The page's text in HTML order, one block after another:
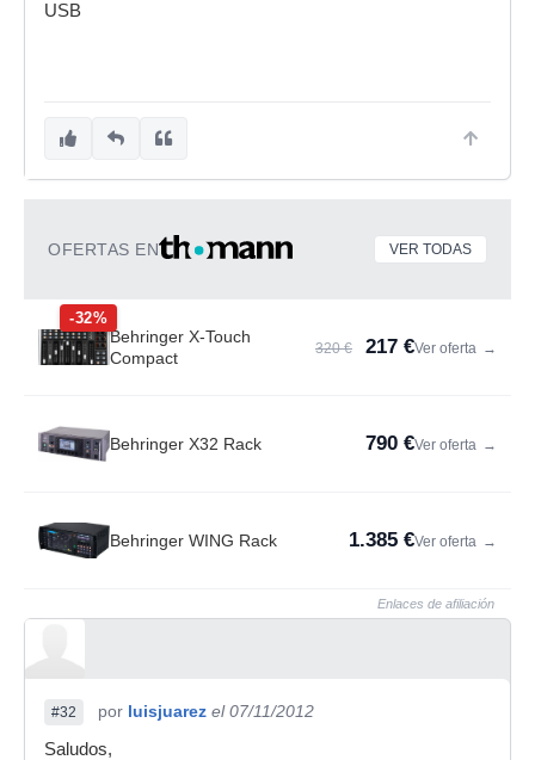
USB
OFERTAS EN VER TODAS
-32%
Behringer X-Touch
Compact
320 € 217 €Ver oferta →
Behringer X32 Rack 790 €Ver oferta →
Behringer WING Rack 1.385 €Ver oferta →
Enlaces de afiliación
#32 por luisjuarez el 07/11/2012
Saludos,